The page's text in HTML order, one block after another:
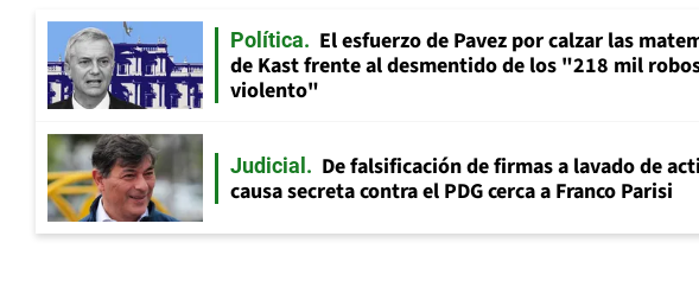
Política
El esfuerzo de Pavez por calzar las
de Kast frente al desmentido de los "218 mil
violento"
Judicial
De falsificación de firmas a lavado de
causa secreta contra el PDG cerca a Franco Parisi